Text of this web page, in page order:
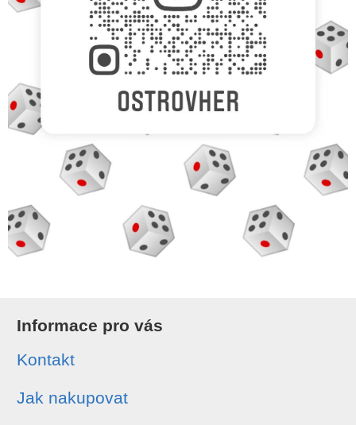
Informace pro vás
Kontakt
Jak nakupovat